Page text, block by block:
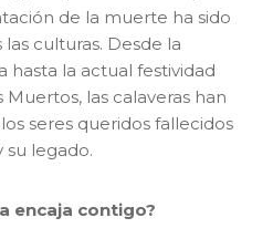
de la muerte ha sido
culturas. Desde la
hasta la actual festividad
las calaveras han
seres queridos fallecidos
su legado.
encaja contigo?